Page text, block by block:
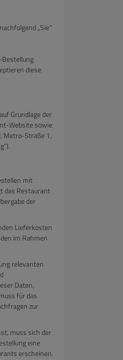
„Sie“
Bestellung
diese
Grundlage der
Website sowie
Metro-Straße 1,
mit
das Restaurant
der
Lieferkosten
im Rahmen
relevanten
Daten,
für das
zur
muss sich der
eine
erscheinen.